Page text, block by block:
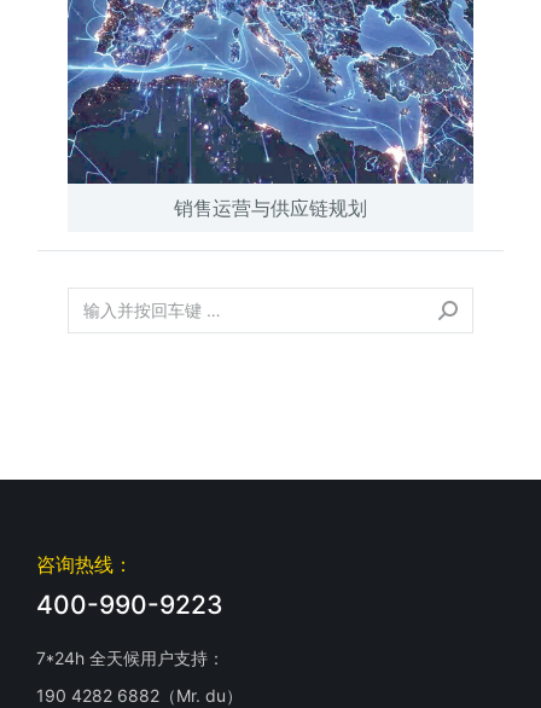
销售运营与供应链规划
咨询热线：
400-990-9223
7*24h 全天候用户支持：
190 4282 6882（Mr. du）